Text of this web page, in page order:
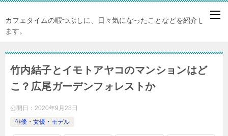
カフェタイムの暇つぶしに、日々気になったことなどを紹介してい
ます。
竹内結子とイモトアヤコのマンションはど
こ？広尾ガーデンフォレストか
公開日： 2020年9月28日
俳優・女優・モデル